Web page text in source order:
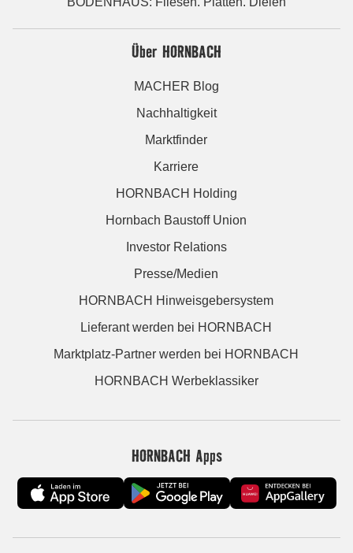
Über HORNBACH
MACHER Blog
Nachhaltigkeit
Marktfinder
Karriere
HORNBACH Holding
Hornbach Baustoff Union
Investor Relations
Presse/Medien
HORNBACH Hinweisgebersystem
Lieferant werden bei HORNBACH
Marktplatz-Partner werden bei HORNBACH
HORNBACH Werbeklassiker
HORNBACH Apps